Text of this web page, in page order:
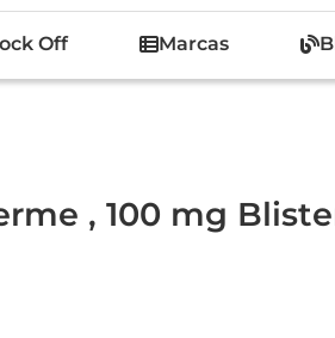
Off Marcas
, 100 mg